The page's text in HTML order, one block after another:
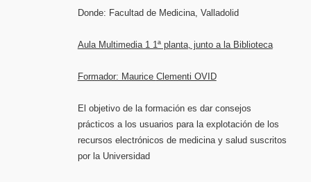
Donde: Facultad de Medicina, Valladolid
Aula Multimedia 1 1ª planta, junto a la Biblioteca
Formador: Maurice Clementi OVID
El objetivo de la formación es dar consejos
prácticos a los usuarios para la explotación de los
recursos electrónicos de medicina y salud suscritos
por la Universidad